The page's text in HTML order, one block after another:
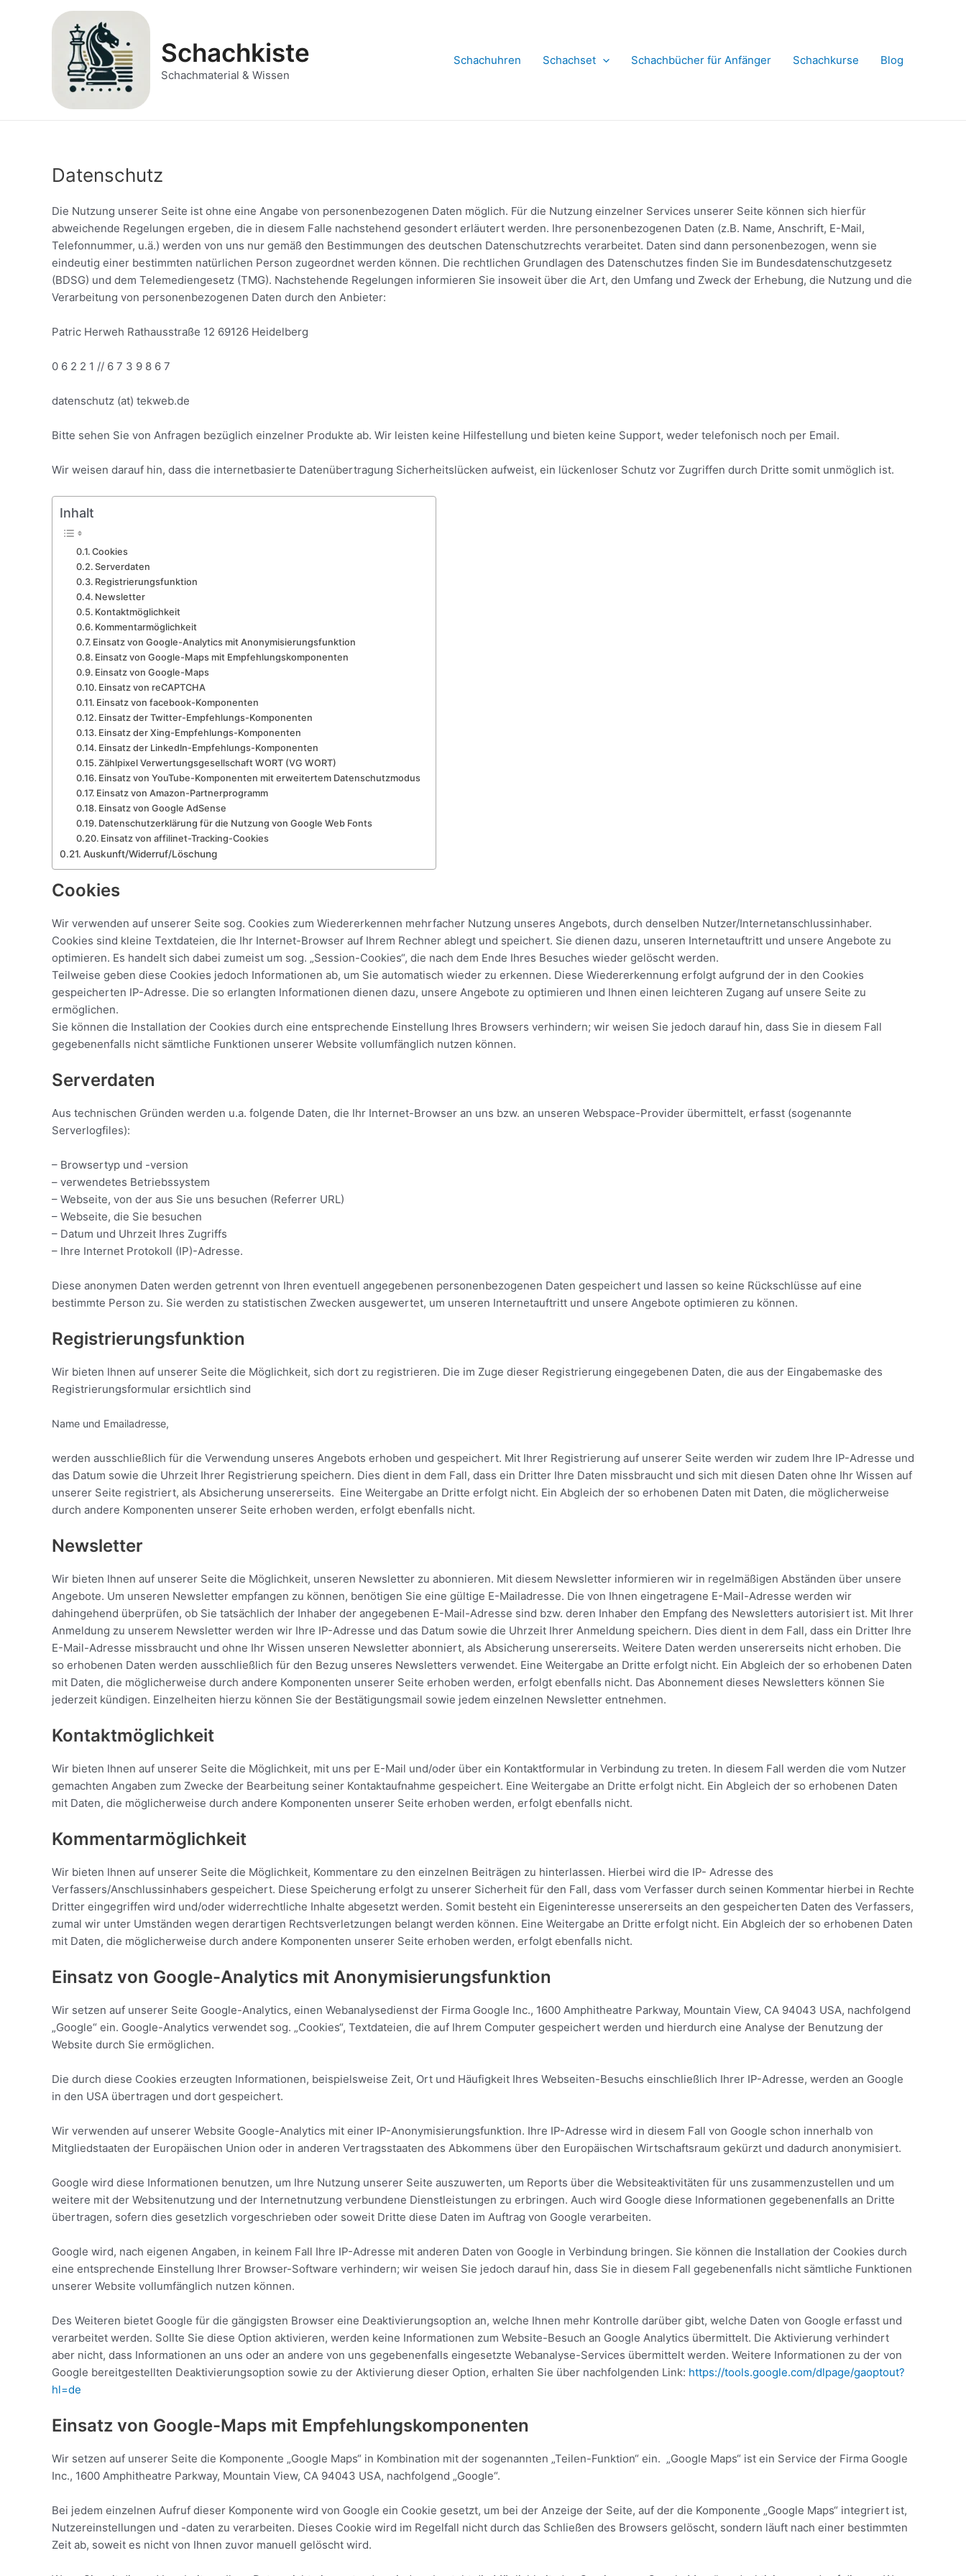
Schachkiste
Schachmaterial & Wissen
Schachuhren Schachset Schachbücher für Anfänger Schachkurse Blog
Datenschutz
Die Nutzung unserer Seite ist ohne eine Angabe von personenbezogenen Daten möglich. Für die Nutzung einzelner Services unserer Seite können sich hierfür
abweichende Regelungen ergeben, die in diesem Falle nachstehend gesondert erläutert werden. Ihre personenbezogenen Daten (z.B. Name, Anschrift, E-Mail,
Telefonnummer, u.ä.) werden von uns nur gemäß den Bestimmungen des deutschen Datenschutzrechts verarbeitet. Daten sind dann personenbezogen, wenn sie
eindeutig einer bestimmten natürlichen Person zugeordnet werden können. Die rechtlichen Grundlagen des Datenschutzes finden Sie im Bundesdatenschutzgesetz
(BDSG) und dem Telemediengesetz (TMG). Nachstehende Regelungen informieren Sie insoweit über die Art, den Umfang und Zweck der Erhebung, die Nutzung und die
Verarbeitung von personenbezogenen Daten durch den Anbieter:
Patric Herweh Rathausstraße 12 69126 Heidelberg
0 6 2 2 1 // 6 7 3 9 8 6 7
datenschutz (at) tekweb.de
Bitte sehen Sie von Anfragen bezüglich einzelner Produkte ab. Wir leisten keine Hilfestellung und bieten keine Support, weder telefonisch noch per Email.
Wir weisen darauf hin, dass die internetbasierte Datenübertragung Sicherheitslücken aufweist, ein lückenloser Schutz vor Zugriffen durch Dritte somit unmöglich ist.
Inhalt
Cookies
Serverdaten
Registrierungsfunktion
Newsletter
Kontaktmöglichkeit
Kommentarmöglichkeit
Einsatz von Google-Analytics mit Anonymisierungsfunktion
Einsatz von Google-Maps mit Empfehlungskomponenten
Einsatz von Google-Maps
Einsatz von reCAPTCHA
Einsatz von facebook-Komponenten
Einsatz der Twitter-Empfehlungs-Komponenten
Einsatz der Xing-Empfehlungs-Komponenten
Einsatz der LinkedIn-Empfehlungs-Komponenten
Zählpixel Verwertungsgesellschaft WORT (VG WORT)
Einsatz von YouTube-Komponenten mit erweitertem Datenschutzmodus
Einsatz von Amazon-Partnerprogramm
Einsatz von Google AdSense
Datenschutzerklärung für die Nutzung von Google Web Fonts
Einsatz von affilinet-Tracking-Cookies
Auskunft/Widerruf/Löschung
Cookies
Wir verwenden auf unserer Seite sog. Cookies zum Wiedererkennen mehrfacher Nutzung unseres Angebots, durch denselben Nutzer/Internetanschlussinhaber.
Cookies sind kleine Textdateien, die Ihr Internet-Browser auf Ihrem Rechner ablegt und speichert. Sie dienen dazu, unseren Internetauftritt und unsere Angebote zu
optimieren. Es handelt sich dabei zumeist um sog. „Session-Cookies“, die nach dem Ende Ihres Besuches wieder gelöscht werden.
Teilweise geben diese Cookies jedoch Informationen ab, um Sie automatisch wieder zu erkennen. Diese Wiedererkennung erfolgt aufgrund der in den Cookies
gespeicherten IP-Adresse. Die so erlangten Informationen dienen dazu, unsere Angebote zu optimieren und Ihnen einen leichteren Zugang auf unsere Seite zu
ermöglichen.
Sie können die Installation der Cookies durch eine entsprechende Einstellung Ihres Browsers verhindern; wir weisen Sie jedoch darauf hin, dass Sie in diesem Fall
gegebenenfalls nicht sämtliche Funktionen unserer Website vollumfänglich nutzen können.
Serverdaten
Aus technischen Gründen werden u.a. folgende Daten, die Ihr Internet-Browser an uns bzw. an unseren Webspace-Provider übermittelt, erfasst (sogenannte
Serverlogfiles):
– Browsertyp und -version
– verwendetes Betriebssystem
– Webseite, von der aus Sie uns besuchen (Referrer URL)
– Webseite, die Sie besuchen
– Datum und Uhrzeit Ihres Zugriffs
– Ihre Internet Protokoll (IP)-Adresse.
Diese anonymen Daten werden getrennt von Ihren eventuell angegebenen personenbezogenen Daten gespeichert und lassen so keine Rückschlüsse auf eine
bestimmte Person zu. Sie werden zu statistischen Zwecken ausgewertet, um unseren Internetauftritt und unsere Angebote optimieren zu können.
Registrierungsfunktion
Wir bieten Ihnen auf unserer Seite die Möglichkeit, sich dort zu registrieren. Die im Zuge dieser Registrierung eingegebenen Daten, die aus der Eingabemaske des
Registrierungsformular ersichtlich sind
Name und Emailadresse,
werden ausschließlich für die Verwendung unseres Angebots erhoben und gespeichert. Mit Ihrer Registrierung auf unserer Seite werden wir zudem Ihre IP-Adresse und
das Datum sowie die Uhrzeit Ihrer Registrierung speichern. Dies dient in dem Fall, dass ein Dritter Ihre Daten missbraucht und sich mit diesen Daten ohne Ihr Wissen auf
unserer Seite registriert, als Absicherung unsererseits. Eine Weitergabe an Dritte erfolgt nicht. Ein Abgleich der so erhobenen Daten mit Daten, die möglicherweise
durch andere Komponenten unserer Seite erhoben werden, erfolgt ebenfalls nicht.
Newsletter
Wir bieten Ihnen auf unserer Seite die Möglichkeit, unseren Newsletter zu abonnieren. Mit diesem Newsletter informieren wir in regelmäßigen Abständen über unsere
Angebote. Um unseren Newsletter empfangen zu können, benötigen Sie eine gültige E-Mailadresse. Die von Ihnen eingetragene E-Mail-Adresse werden wir
dahingehend überprüfen, ob Sie tatsächlich der Inhaber der angegebenen E-Mail-Adresse sind bzw. deren Inhaber den Empfang des Newsletters autorisiert ist. Mit Ihrer
Anmeldung zu unserem Newsletter werden wir Ihre IP-Adresse und das Datum sowie die Uhrzeit Ihrer Anmeldung speichern. Dies dient in dem Fall, dass ein Dritter Ihre
E-Mail-Adresse missbraucht und ohne Ihr Wissen unseren Newsletter abonniert, als Absicherung unsererseits. Weitere Daten werden unsererseits nicht erhoben. Die
so erhobenen Daten werden ausschließlich für den Bezug unseres Newsletters verwendet. Eine Weitergabe an Dritte erfolgt nicht. Ein Abgleich der so erhobenen Daten
mit Daten, die möglicherweise durch andere Komponenten unserer Seite erhoben werden, erfolgt ebenfalls nicht. Das Abonnement dieses Newsletters können Sie
jederzeit kündigen. Einzelheiten hierzu können Sie der Bestätigungsmail sowie jedem einzelnen Newsletter entnehmen.
Kontaktmöglichkeit
Wir bieten Ihnen auf unserer Seite die Möglichkeit, mit uns per E-Mail und/oder über ein Kontaktformular in Verbindung zu treten. In diesem Fall werden die vom Nutzer
gemachten Angaben zum Zwecke der Bearbeitung seiner Kontaktaufnahme gespeichert. Eine Weitergabe an Dritte erfolgt nicht. Ein Abgleich der so erhobenen Daten
mit Daten, die möglicherweise durch andere Komponenten unserer Seite erhoben werden, erfolgt ebenfalls nicht.
Kommentarmöglichkeit
Wir bieten Ihnen auf unserer Seite die Möglichkeit, Kommentare zu den einzelnen Beiträgen zu hinterlassen. Hierbei wird die IP- Adresse des
Verfassers/Anschlussinhabers gespeichert. Diese Speicherung erfolgt zu unserer Sicherheit für den Fall, dass vom Verfasser durch seinen Kommentar hierbei in Rechte
Dritter eingegriffen wird und/oder widerrechtliche Inhalte abgesetzt werden. Somit besteht ein Eigeninteresse unsererseits an den gespeicherten Daten des Verfassers,
zumal wir unter Umständen wegen derartigen Rechtsverletzungen belangt werden können. Eine Weitergabe an Dritte erfolgt nicht. Ein Abgleich der so erhobenen Daten
mit Daten, die möglicherweise durch andere Komponenten unserer Seite erhoben werden, erfolgt ebenfalls nicht.
Einsatz von Google-Analytics mit Anonymisierungsfunktion
Wir setzen auf unserer Seite Google-Analytics, einen Webanalysedienst der Firma Google Inc., 1600 Amphitheatre Parkway, Mountain View, CA 94043 USA, nachfolgend
„Google“ ein. Google-Analytics verwendet sog. „Cookies“, Textdateien, die auf Ihrem Computer gespeichert werden und hierdurch eine Analyse der Benutzung der
Website durch Sie ermöglichen.
Die durch diese Cookies erzeugten Informationen, beispielsweise Zeit, Ort und Häufigkeit Ihres Webseiten-Besuchs einschließlich Ihrer IP-Adresse, werden an Google
in den USA übertragen und dort gespeichert.
Wir verwenden auf unserer Website Google-Analytics mit einer IP-Anonymisierungsfunktion. Ihre IP-Adresse wird in diesem Fall von Google schon innerhalb von
Mitgliedstaaten der Europäischen Union oder in anderen Vertragsstaaten des Abkommens über den Europäischen Wirtschaftsraum gekürzt und dadurch anonymisiert.
Google wird diese Informationen benutzen, um Ihre Nutzung unserer Seite auszuwerten, um Reports über die Websiteaktivitäten für uns zusammenzustellen und um
weitere mit der Websitenutzung und der Internetnutzung verbundene Dienstleistungen zu erbringen. Auch wird Google diese Informationen gegebenenfalls an Dritte
übertragen, sofern dies gesetzlich vorgeschrieben oder soweit Dritte diese Daten im Auftrag von Google verarbeiten.
Google wird, nach eigenen Angaben, in keinem Fall Ihre IP-Adresse mit anderen Daten von Google in Verbindung bringen. Sie können die Installation der Cookies durch
eine entsprechende Einstellung Ihrer Browser-Software verhindern; wir weisen Sie jedoch darauf hin, dass Sie in diesem Fall gegebenenfalls nicht sämtliche Funktionen
unserer Website vollumfänglich nutzen können.
Des Weiteren bietet Google für die gängigsten Browser eine Deaktivierungsoption an, welche Ihnen mehr Kontrolle darüber gibt, welche Daten von Google erfasst und
verarbeitet werden. Sollte Sie diese Option aktivieren, werden keine Informationen zum Website-Besuch an Google Analytics übermittelt. Die Aktivierung verhindert
aber nicht, dass Informationen an uns oder an andere von uns gegebenenfalls eingesetzte Webanalyse-Services übermittelt werden. Weitere Informationen zu der von
Google bereitgestellten Deaktivierungsoption sowie zu der Aktivierung dieser Option, erhalten Sie über nachfolgenden Link: https://tools.google.com/dlpage/gaoptout?
hl=de
Einsatz von Google-Maps mit Empfehlungskomponenten
Wir setzen auf unserer Seite die Komponente „Google Maps“ in Kombination mit der sogenannten „Teilen-Funktion“ ein. „Google Maps“ ist ein Service der Firma Google
Inc., 1600 Amphitheatre Parkway, Mountain View, CA 94043 USA, nachfolgend „Google“.
Bei jedem einzelnen Aufruf dieser Komponente wird von Google ein Cookie gesetzt, um bei der Anzeige der Seite, auf der die Komponente „Google Maps“ integriert ist,
Nutzereinstellungen und -daten zu verarbeiten. Dieses Cookie wird im Regelfall nicht durch das Schließen des Browsers gelöscht, sondern läuft nach einer bestimmten
Zeit ab, soweit es nicht von Ihnen zuvor manuell gelöscht wird.